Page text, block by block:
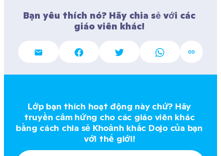
Bạn yêu thích nó? Hãy chia sẻ với các
giáo viên khác!
Lớp bạn thích hoạt động này chứ? Hãy
truyền cảm hứng cho các giáo viên khác
bằng cách chia sẻ Khoảnh khắc Dojo của bạn
với thế giới!